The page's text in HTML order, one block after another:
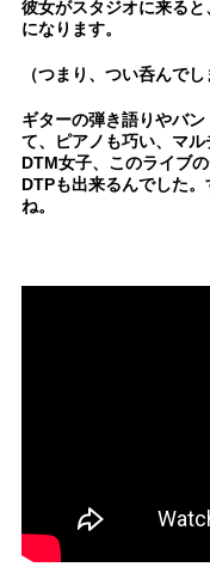
彼女がスタジオに来る
になります。
（つまり、つい呑んで
ギターの弾き語りやバ
て、ピアノも巧い、マ
DTM女子、このライブ
DTPも出来るんでした
ね。